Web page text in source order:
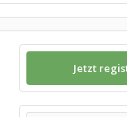
Jetzt